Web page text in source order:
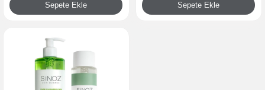
Sepete Ekle Sepete Ekle